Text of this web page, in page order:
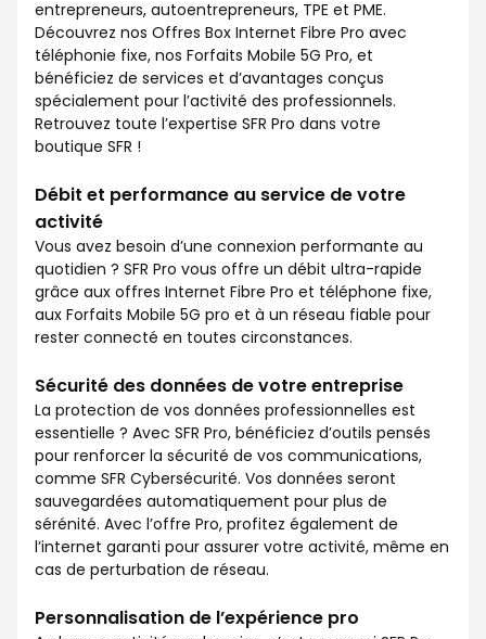
entrepreneurs, autoentrepreneurs, TPE et PME.
Découvrez nos Offres Box Internet Fibre Pro avec
téléphonie fixe, nos Forfaits Mobile 5G Pro, et
bénéficiez de services et d’avantages conçus
spécialement pour l’activité des professionnels.
Retrouvez toute l’expertise SFR Pro dans votre
boutique SFR !
Débit et performance au service de votre
activité
Vous avez besoin d’une connexion performante au
quotidien ? SFR Pro vous offre un débit ultra-rapide
grâce aux offres Internet Fibre Pro et téléphone fixe,
aux Forfaits Mobile 5G pro et à un réseau fiable pour
rester connecté en toutes circonstances.
Sécurité des données de votre entreprise
La protection de vos données professionnelles est
essentielle ? Avec SFR Pro, bénéficiez d’outils pensés
pour renforcer la sécurité de vos communications,
comme SFR Cybersécurité. Vos données seront
sauvegardées automatiquement pour plus de
sérénité. Avec l’offre Pro, profitez également de
l’internet garanti pour assurer votre activité, même en
cas de perturbation de réseau.
Personnalisation de l’expérience pro